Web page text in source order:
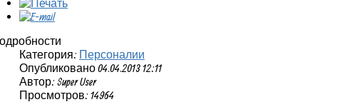
Категория: Персоналии
Опубликовано 04.04.2013 12:11
Автор: Super User
Просмотров: 14964